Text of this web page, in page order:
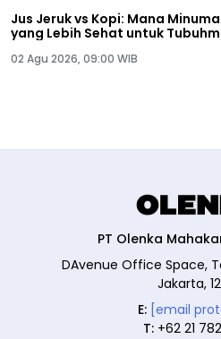
Jus Jeruk vs Kopi: Mana
yang Lebih Sehat untuk
02 Agu 2026, 09:00 WIB
PT Olenka
DAvenue Office Space,
Jakarta,
E: [email
T: +62 21